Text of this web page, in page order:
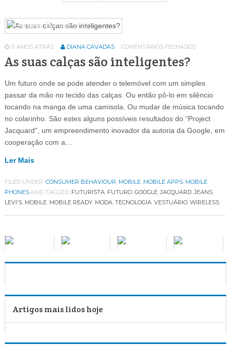
Consumer Behaviour 36
11 ANOS ATRÁS DIANA CAVADAS COMENTÁRIOS FECHADOS
As suas calças são inteligentes?
Um futuro onde se pode atender o telemóvel com um simples
passar da mão no tecido das calças. Ou então pô-lo em silêncio
tocando na manga de uma camisola. Ou mudar de música tocando
no colarinho. São estes alguns possíveis resultados do “Project
Jacquard”, um empreendimento inovador da autoria da Google, em
cooperação com a…
Ler Mais
FILED UNDER: CONSUMER BEHAVIOUR, MOBILE, MOBILE APPS, MOBILE
PHONES AND TAGGED: FUTURISTA, FUTURO, GOOGLE,JACQUARD,JEANS,
LEVI'S, MOBILE, MOBILE READY, MODA, TECNOLOGIA, VESTUÁRIO, WIRELESS
Artigos mais lidos hoje